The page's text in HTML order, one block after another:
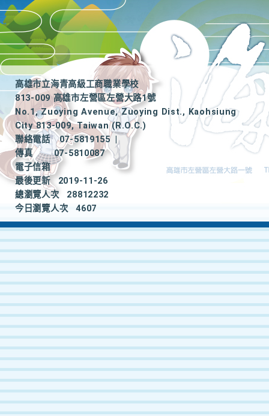
高雄市立海青高級工商職業學校
813-009 高雄市左營區左營大路1號
No.1, Zuoying Avenue, Zuoying Dist., Kaohsiung
City 813-009, Taiwan (R.O.C.)
聯絡電話
07-5819155
|
傳真
07-5810087
電子信箱
最後更新
2019-11-26
總瀏覽人次
28812232
今日瀏覽人次
4607